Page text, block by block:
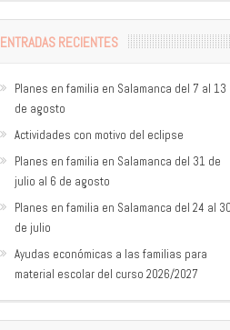
ENTRADAS RECIENTES
Planes en familia en Salamanca del 7 al 13
de agosto
Actividades con motivo del eclipse
Planes en familia en Salamanca del 31 de
julio al 6 de agosto
Planes en familia en Salamanca del 24 al 30
de julio
Ayudas económicas a las familias para
material escolar del curso 2026/2027